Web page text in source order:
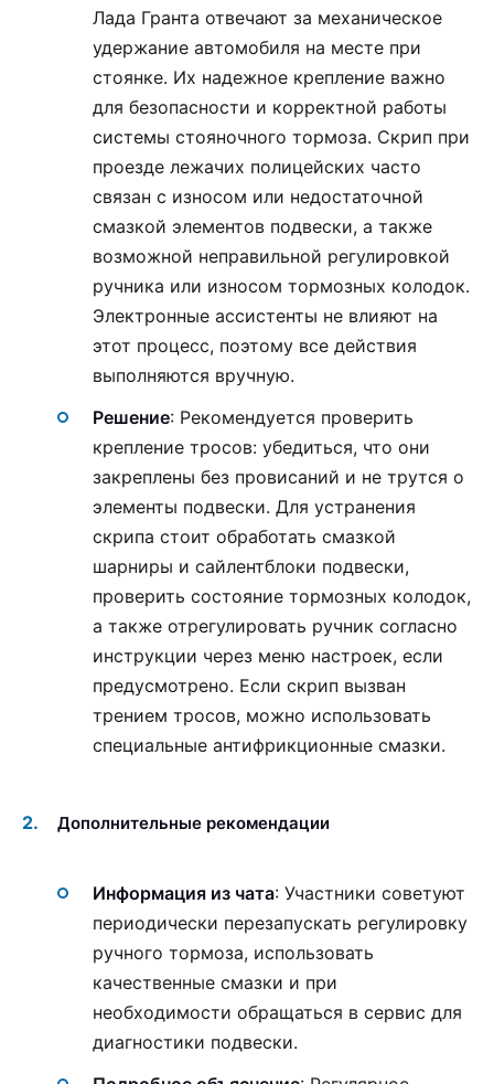
Лада Гранта отвечают за механическое
удержание автомобиля на месте при
стоянке. Их надежное крепление важно
для безопасности и корректной работы
системы стояночного тормоза. Скрип при
проезде лежачих полицейских часто
связан с износом или недостаточной
смазкой элементов подвески, а также
возможной неправильной регулировкой
ручника или износом тормозных колодок.
Электронные ассистенты не влияют на
этот процесс, поэтому все действия
выполняются вручную.
Решение: Рекомендуется проверить
крепление тросов: убедиться, что они
закреплены без провисаний и не трутся о
элементы подвески. Для устранения
скрипа стоит обработать смазкой
шарниры и сайлентблоки подвески,
проверить состояние тормозных колодок,
а также отрегулировать ручник согласно
инструкции через меню настроек, если
предусмотрено. Если скрип вызван
трением тросов, можно использовать
специальные антифрикционные смазки.
Дополнительные рекомендации
Информация из чата: Участники советуют
периодически перезапускать регулировку
ручного тормоза, использовать
качественные смазки и при
необходимости обращаться в сервис для
диагностики подвески.